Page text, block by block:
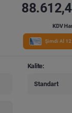
KDV
Şimdi Al 12
Kalite:
Standart